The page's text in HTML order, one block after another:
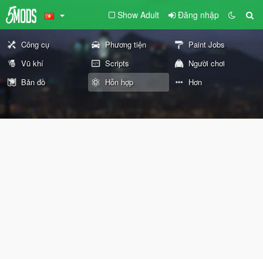
Show Adult Đăng nhập
Công cụ Phương tiện
Paint Jobs
Vũ khí
Scripts
Người chơi
Bản đồ
Hỗn hợp Hơn